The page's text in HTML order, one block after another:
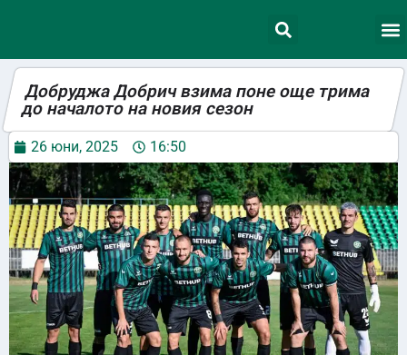
Добруджа Добрич взима поне още трима
до началото на новия сезон
26 юни, 2025 16:50